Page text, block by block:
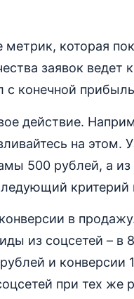
метрик, которая
заявок
с конечной
действие.
на этом.
500 рублей, а
критерий
в
из соцсетей – в
и конверсии
при тех же